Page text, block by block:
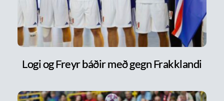
Logi og Freyr báðir með gegn Frakklandi